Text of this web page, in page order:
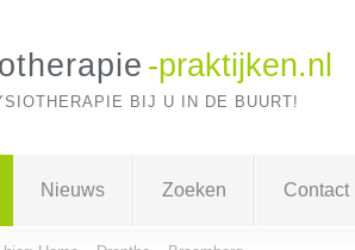
-praktijken.nl
BIJ U IN DE BUURT!
Nieuws Zoeken Contact